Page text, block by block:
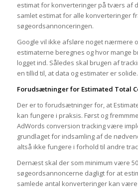
estimat for konverteringer på tværs af
samlet estimat for alle konverteringer
søgeordsannonceringen.
Google vil ikke afsløre noget nærmere
estimaterne beregnes og hvor mange
logget ind. Således skal brugen af
en tillid til, at data og estimater er solide.
Forudsætninger for Estimated Total
Der er to forudsætninger for, at
kan fungere i praksis. Først og
AdWords conversion tracking være
grundlaget for indsamling af de
altså ikke fungere i forhold til andre
Dernæst skal der som minimum være
søgeordsannoncerne dagligt for at
samlede antal konverteringer kan